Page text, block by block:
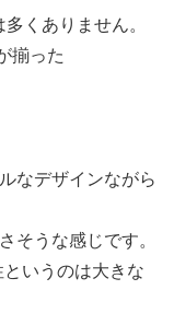
くありません。
揃った
なデザインながら
そうな感じです。
いうのは大きな